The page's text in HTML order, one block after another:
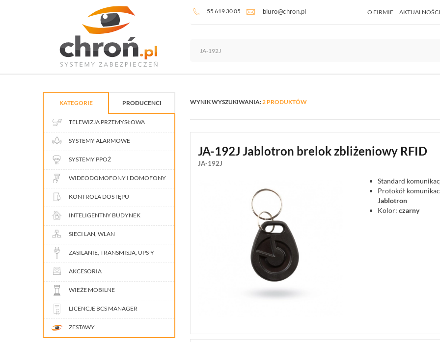
55 619 30 05 O FIRMIE AKTUALNOŚCI
KATEGORIE PRODUCENCI
TELEWIZJA PRZEMYSŁOWA
SYSTEMY ALARMOWE
SYSTEMY PPOŻ
WIDEODOMOFONY I DOMOFONY
KONTROLA DOSTĘPU
INTELIGENTNY BUDYNEK
SIECI LAN, WLAN
ZASILANIE, TRANSMISJA, UPS-Y
AKCESORIA
WIEŻE MOBILNE
LICENCJE BCS MANAGER
ZESTAWY
WYNIK WYSZUKIWANIA:2 PRODUKTÓW
JA-192J Jablotron brelok zbliżeniowy RFID
JA-192J
Standard
Protokół
Jablotron
Kolor: czarny